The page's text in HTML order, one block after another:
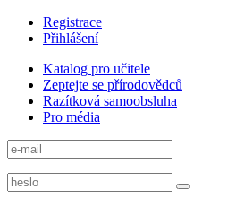
Registrace
Přihlášení
Katalog pro učitele
Zeptejte se přírodovědců
Razítková samoobsluha
Pro média